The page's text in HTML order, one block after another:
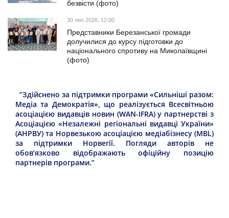
безвісти (фото)
30 лип 2026, 12:00
Представники Березанської громади
долучилися до курсу підготовки до
національного спротиву на Миколаївщині
(фото)
“Здійснено за підтримки програми «Сильніші разом:
Медіа та Демократія», що реалізується Всесвітньою
асоціацією видавців новин (WAN-IFRA) у партнерстві з
Асоціацією «Незалежні регіональні видавці України»
(АНРВУ) та Норвезькою асоціацією медіабізнесу (MBL)
за підтримки Норвегії. Погляди авторів не
обов’язково відображають офіційну позицію
партнерів програми.”